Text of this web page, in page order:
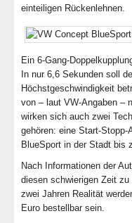
einteiligen Rückenlehnen.
Ein 6-Gang-
In nur 6,6 Sekunden soll
Höchstgeschwindigkeit
von – laut VW-Angaben –
wirken sich auch zwei
gehören: eine Start-
BlueSport in der Stadt bis
Nach Informationen der
diesen schwierigen Zeit
zwei Jahren Realität
Euro bestellbar sein.